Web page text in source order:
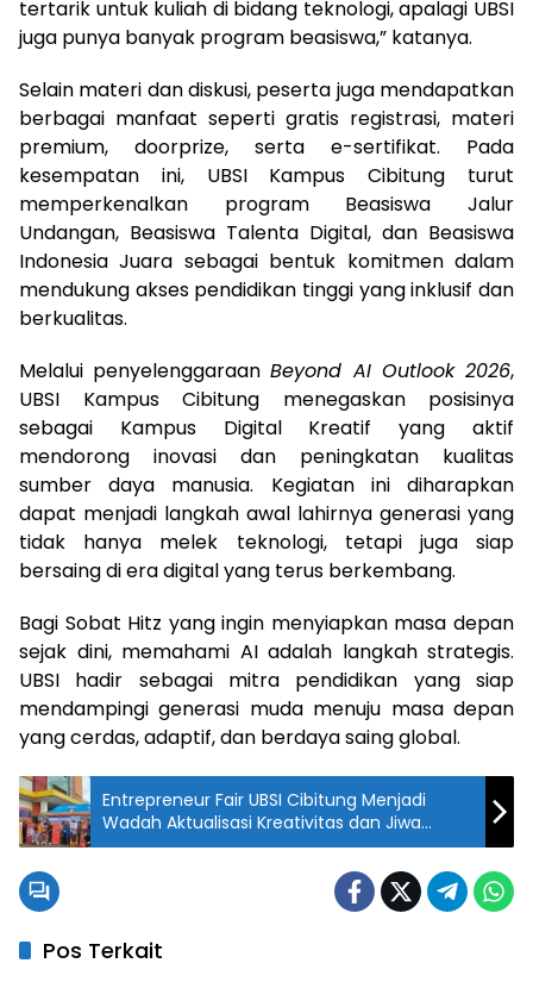
tertarik untuk kuliah di bidang teknologi, apalagi UBSI
juga punya banyak program beasiswa,” katanya.
Selain materi dan diskusi, peserta juga mendapatkan
berbagai manfaat seperti gratis registrasi, materi
premium, doorprize, serta e-sertifikat. Pada
kesempatan ini, UBSI Kampus Cibitung turut
memperkenalkan program Beasiswa Jalur
Undangan, Beasiswa Talenta Digital, dan Beasiswa
Indonesia Juara sebagai bentuk komitmen dalam
mendukung akses pendidikan tinggi yang inklusif dan
berkualitas.
Melalui penyelenggaraanBeyond AI Outlook 2026,
UBSI Kampus Cibitung menegaskan posisinya
sebagai Kampus Digital Kreatif yang aktif
mendorong inovasi dan peningkatan kualitas
sumber daya manusia. Kegiatan ini diharapkan
dapat menjadi langkah awal lahirnya generasi yang
tidak hanya melek teknologi, tetapi juga siap
bersaing di era digital yang terus berkembang.
Bagi Sobat Hitz yang ingin menyiapkan masa depan
sejak dini, memahami AI adalah langkah strategis.
UBSI hadir sebagai mitra pendidikan yang siap
mendampingi generasi muda menuju masa depan
yang cerdas, adaptif, dan berdaya saing global.
Entrepreneur Fair UBSI Cibitung Menjadi
Wadah Aktualisasi Kreativitas dan Jiwa
Wirausaha Mahasiswa
Pos Terkait